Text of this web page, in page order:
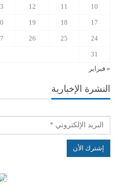
10
11
12
17
18
19
24
25
26
31
« فبراير
النشرة الإخبارية
الهياكل الخاضعة